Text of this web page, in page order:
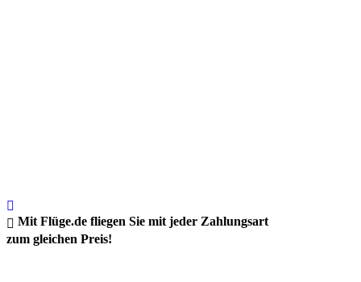
Mit Flüge.de fliegen Sie mit jeder Zahlungsart
zum gleichen Preis!